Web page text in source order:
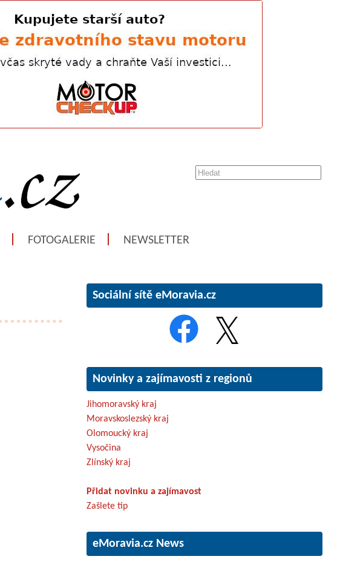
FOTOGALERIE NEWSLETTER
Sociální sítě eMoravia.cz
Novinky a zajímavosti z regionů
Jihomoravský kraj
Moravskoslezský kraj
Olomoucký kraj
Vysočina
Zlínský kraj
Přidat novinku a zajímavost
Zašlete tip
eMoravia.cz News